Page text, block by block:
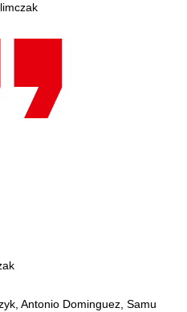
Antonio Dominguez, Samu